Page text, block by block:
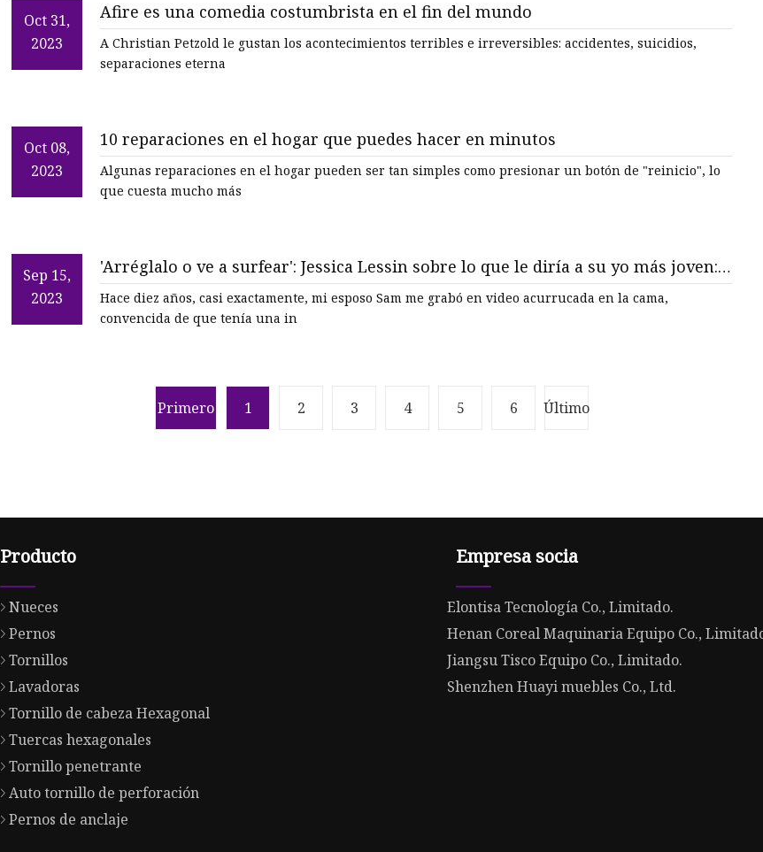
Oct 31,
2023
Afire es una comedia costumbrista en el fin del mundo
A Christian Petzold le gustan los acontecimientos terribles e irreversibles: accidentes, suicidios,
separaciones eterna
Oct 08,
2023
10 reparaciones en el hogar que puedes hacer en minutos
Algunas reparaciones en el hogar pueden ser tan simples como presionar un botón de "reinicio", lo
que cuesta mucho más
Sep 15,
2023
'Arréglalo o ve a surfear': Jessica Lessin sobre lo que le diría a su yo más joven:
la información
Hace diez años, casi exactamente, mi esposo Sam me grabó en video acurrucada en la cama,
convencida de que tenía una in
Primero 1 2 3 4 5 6 Último
Producto
Nueces
Pernos
Tornillos
Lavadoras
Tornillo de cabeza Hexagonal
Tuercas hexagonales
Tornillo penetrante
Auto tornillo de perforación
Pernos de anclaje
Empresa socia
Elontisa Tecnología Co., Limitado.
Henan Coreal Maquinaria Equipo Co.,
Jiangsu Tisco Equipo Co., Limitado.
Shenzhen Huayi muebles Co., Ltd.